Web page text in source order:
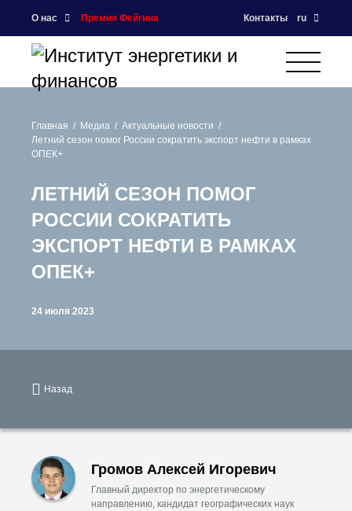
О нас Премия Фейгина Контакты ru
Главная Медиа
Актуальные новости
Летний сезон помог России сократить экспорт нефти в рамках
ОПЕК+
ЛЕТНИЙ СЕЗОН ПОМОГ
РОССИИ СОКРАТИТЬ
ЭКСПОРТ НЕФТИ В РАМКАХ
ОПЕК+
24 июля 2023
Назад
Громов Алексей Игоревич
Главный директор по энергетическому
направлению, кандидат географических наук